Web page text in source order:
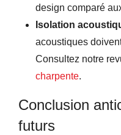
design comparé
Isolation
acoustiques
Consultez notre
charpente.
Conclusion
futurs